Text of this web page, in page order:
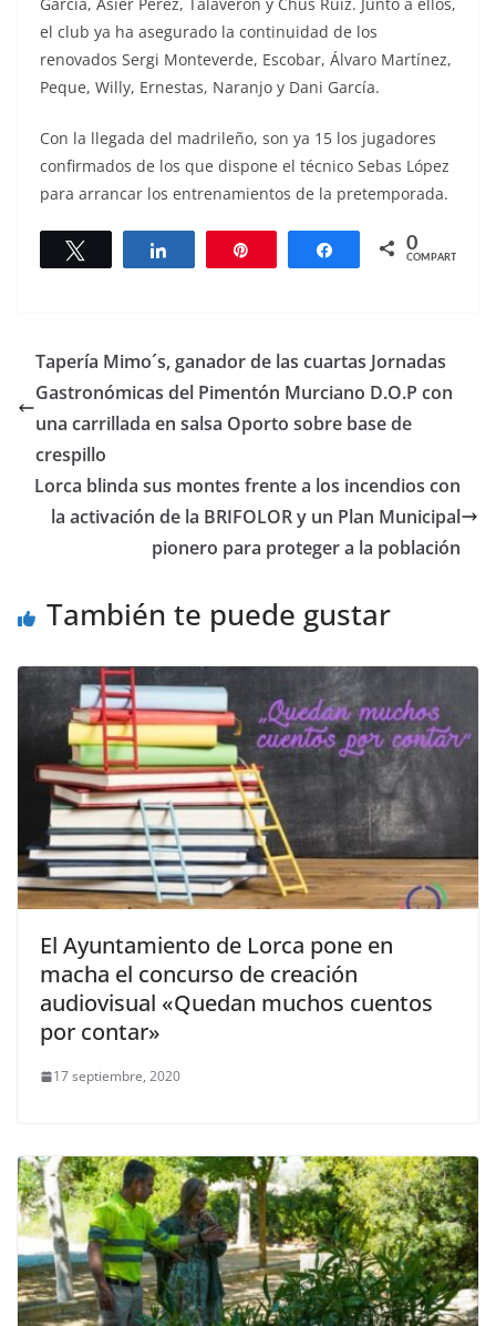
García, Asier Pérez, Talaverón y Chus Ruiz. Junto a ellos,
el club ya ha asegurado la continuidad de los
renovados Sergi Monteverde, Escobar, Álvaro Martínez,
Peque, Willy, Ernestas, Naranjo y Dani García.
Con la llegada del madrileño, son ya 15 los jugadores
confirmados de los que dispone el técnico Sebas López
para arrancar los entrenamientos de la pretemporada.
Twittear Compartir Compartir
0
COMPARTIR
Tapería Mimo´s, ganador de las cuartas Jornadas
Gastronómicas del Pimentón Murciano D.O.P con
una carrillada en salsa Oporto sobre base de
crespillo
Lorca blinda sus montes frente a los incendios con
la activación de la BRIFOLOR y un Plan Municipal
pionero para proteger a la población
También te puede gustar
El Ayuntamiento de Lorca pone en
macha el concurso de creación
audiovisual «Quedan muchos cuentos
por contar»
17 septiembre, 2020